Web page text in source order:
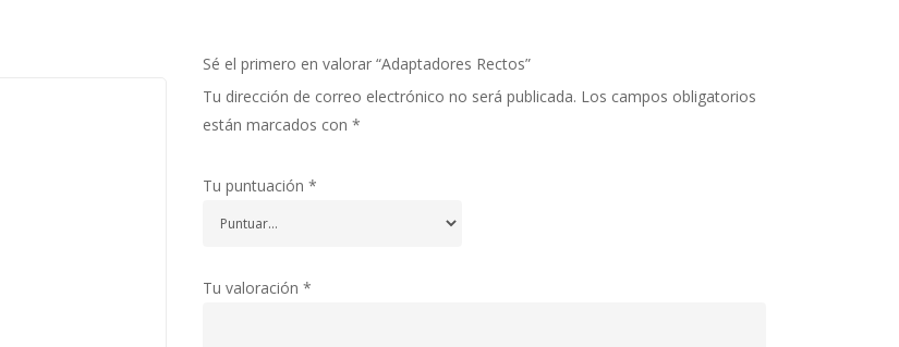
Sé el primero en valorar “Adaptadores Rectos”
Tu dirección de correo electrónico no será publicada. Los campos obligatorios
están marcados con *
Tu puntuación *
Tu valoración *